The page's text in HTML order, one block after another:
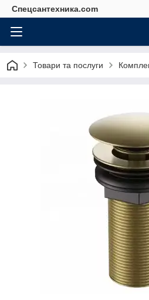
Спецсантехника.com
Товари та послуги